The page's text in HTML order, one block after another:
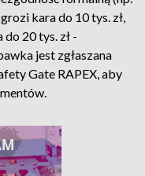
kara do 10 tys. zł,
20 tys. zł -
jest zgłaszana
Gate RAPEX, aby